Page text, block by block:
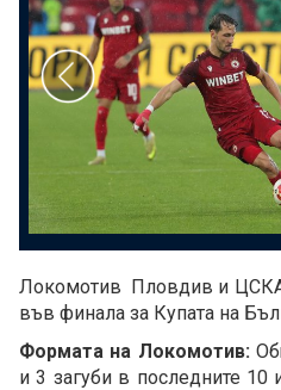
Локомотив Пловдив и ЦСКА
във финала за Купата на
Формата на Локомотив:
и 3 загуби в последните 10